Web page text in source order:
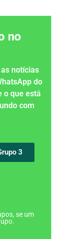
no
notícias
do
o que está
com
3
se um